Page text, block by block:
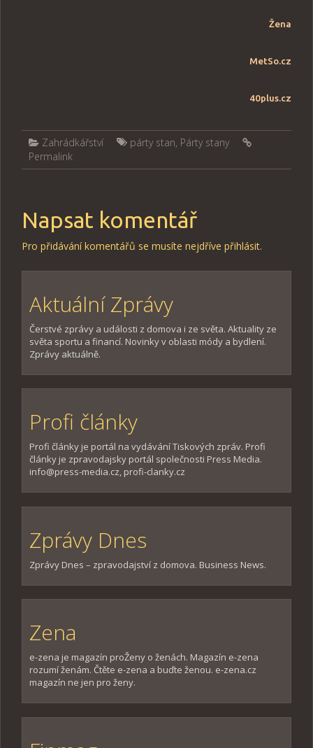
Žena
MetSo.cz
40plus.cz
Zahrádkářství párty stan, Párty stany
Permalink
Napsat komentář
Pro přidávání komentářů se musíte nejdříve přihlásit.
Aktuální Zprávy
Čerstvé zprávy a události z domova i ze světa. Aktuality ze
světa sportu a financí. Novinky v oblasti módy a bydlení.
Zprávy aktuálně.
Profi články
Profi články je portál na vydávání Tiskových zpráv. Profi
články je zpravodajsky portál společnosti Press Media.
info@press-media.cz, profi-clanky.cz
Zprávy Dnes
Zprávy Dnes – zpravodajství z domova. Business News.
Zena
e-zena je magazín proŽeny o ženách. Magazín e-zena
rozumí ženám. Čtěte e-zena a buďte ženou. e-zena.cz
magazín ne jen pro ženy.